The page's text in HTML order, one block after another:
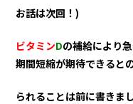
お話は次回！)
ビタミンDの補給により
期間短縮が期待できると
られることは前に書きまし